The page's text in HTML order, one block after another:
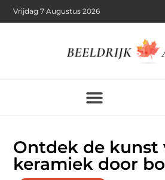
Vrijdag 7 Augustus 2026
Ontdek de kunst
keramiek door